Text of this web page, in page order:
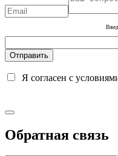
Я согласен с
Обратная связь